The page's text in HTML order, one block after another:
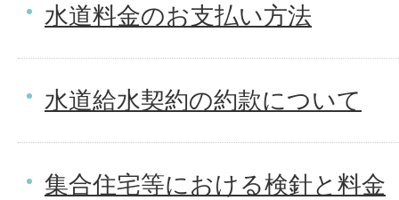
水道料金のお支払い方法
水道給水契約の約款について
集合住宅等における検針と料金